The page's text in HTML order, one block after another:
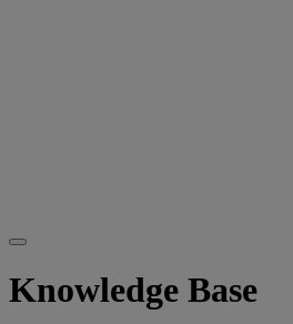
Knowledge Base